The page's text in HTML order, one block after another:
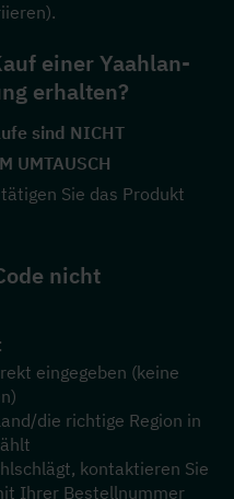
einer Yaahlan-
erhalten?
sind NICHT
UMTAUSCH
Sie das Produkt
nicht
eingegeben (keine
die richtige Region in
Ihrer Bestellnummer